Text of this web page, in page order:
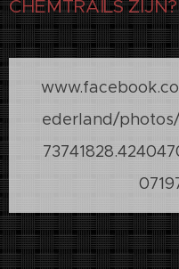
CHEMTRAILS
ederland/